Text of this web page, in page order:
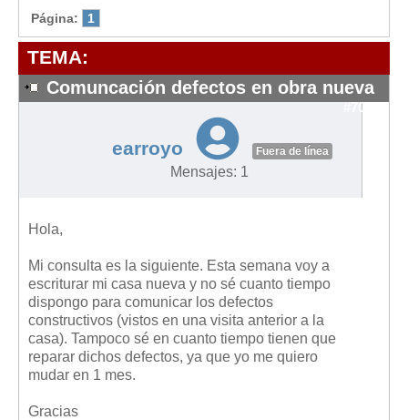
Modelos de Contratos
Requerimientos y comunicaciones
Formularios sobre Propiedad Horizontal
Modelos de Convocatoria de Junta de Propietarios
Modelos de Acta de Junta de Propietarios
Requerimientos y comunicaciones
Legislación sobre Adquisición de Vivienda en Propiedad
Legislación de interés práctico
Diccionario
Usuario
Entrar / Salir
Página: 1
TEMA:
Comuncación defectos en obra nueva
#7042
earroyo Fuera de línea
Mensajes: 1
Hola,
Mi consulta es la siguiente. Esta semana voy a
escriturar mi casa nueva y no sé cuanto tiempo
dispongo para comunicar los defectos
constructivos (vistos en una visita anterior a la
casa). Tampoco sé en cuanto tiempo tienen que
reparar dichos defectos, ya que yo me quiero
mudar en 1 mes.
Gracias